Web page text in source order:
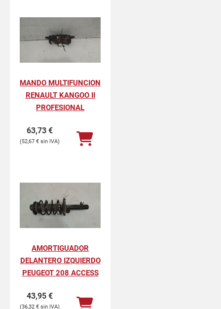
MANDO MULTIFUNCION
RENAULT KANGOO II
PROFESIONAL
63,73 €
52,67 €
AMORTIGUADOR
DELANTERO IZQUIERDO
PEUGEOT 208 ACCESS
43,95 €
36,32 €